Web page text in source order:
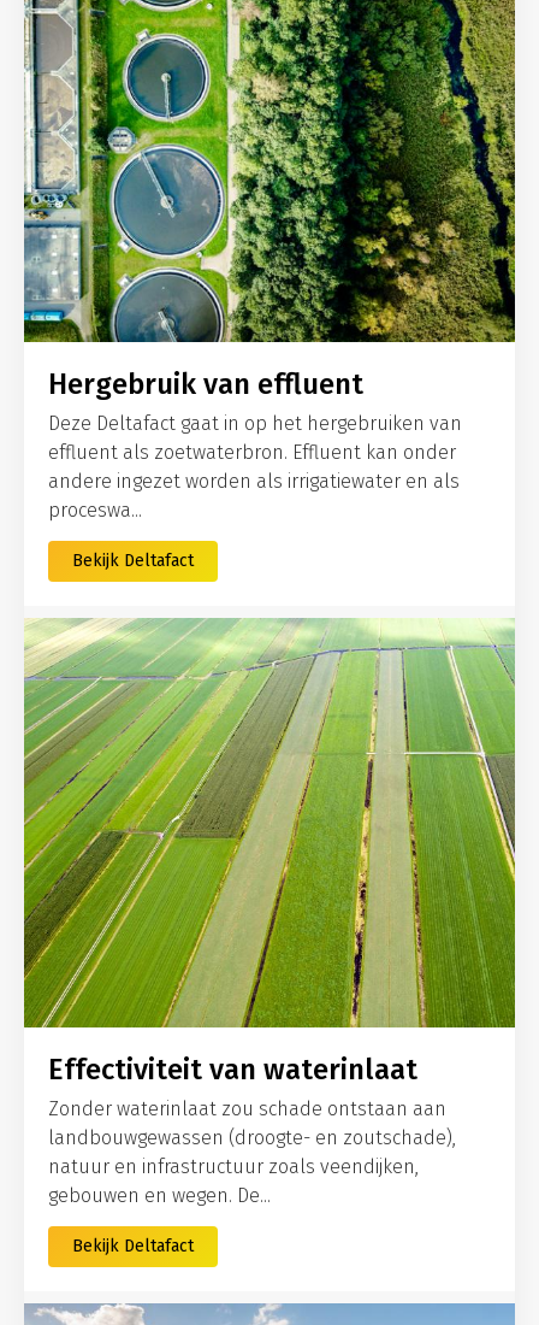
Hergebruik van effluent
Deze Deltafact gaat in op het hergebruiken van
effluent als zoetwaterbron. Effluent kan onder
andere ingezet worden als irrigatiewater en als
proceswa...
Bekijk Deltafact
Effectiviteit van waterinlaat
Zonder waterinlaat zou schade ontstaan aan
landbouwgewassen (droogte- en zoutschade),
natuur en infrastructuur zoals veendijken,
gebouwen en wegen. De...
Bekijk Deltafact